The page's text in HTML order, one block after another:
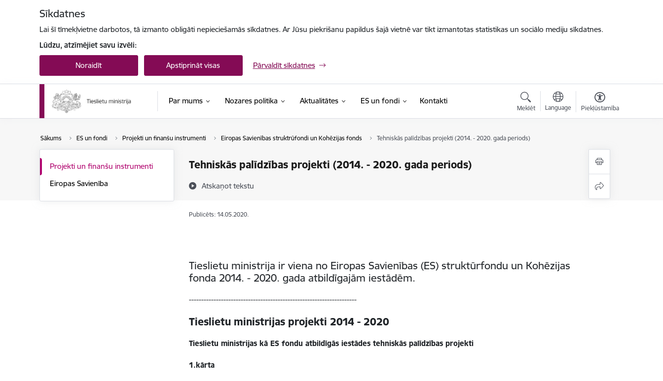
Sīkdatnes
Lai šī tīmekļvietne darbotos, tā izmanto obligāti nepieciešamās sīkdatnes. Ar Jūsu piekrišanu papildus šajā vietnē var tikt izmantotas statistikas un sociālo mediju sīkdatnes.
Lūdzu, atzīmējiet savu izvēli:
Noraidīt Apstiprināt visas Pārvaldīt sīkdatnes
Par mums Nozares politika Aktualitātes ES un fondi Kontakti
Meklēt Language Piekļūstamība
Sākums ES un fondi Projekti un finanšu instrumenti Eiropas Savienības struktrūfondi un Kohēzijas fonds Tehniskās palīdzības projekti (2014. - 2020. gada periods)
Tehniskās palīdzības projekti (2014. - 2020. gada periods)
Atskaņot tekstu
Projekti un finanšu instrumenti
Eiropas Savienība
Publicēts: 14.05.2020.
Tieslietu ministrija ir viena no Eiropas Savienības (ES) struktūrfondu un Kohēzijas
fonda 2014. - 2020. gadaatbildīgajām iestādēm.
--------------------------------------------------------------------
Tieslietu ministrijas projekti 2014 - 2020
Tieslietu ministrijas kā ES fondu atbildīgās iestādes tehniskās palīdzības projekti
1.kārta